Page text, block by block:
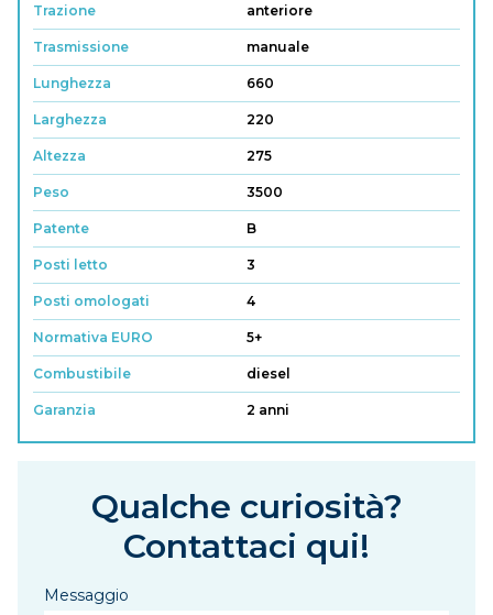
Trazione anteriore
Trasmissione manuale
Lunghezza 660
Larghezza 220
Altezza 275
Peso 3500
Patente B
Posti letto 3
Posti omologati 4
Normativa EURO 5+
Combustibile diesel
Garanzia 2 anni
Qualche curiosità?
Contattaci qui!
Messaggio